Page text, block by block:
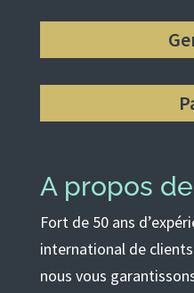
A propos
Fort de 50 ans
international de
nous vous